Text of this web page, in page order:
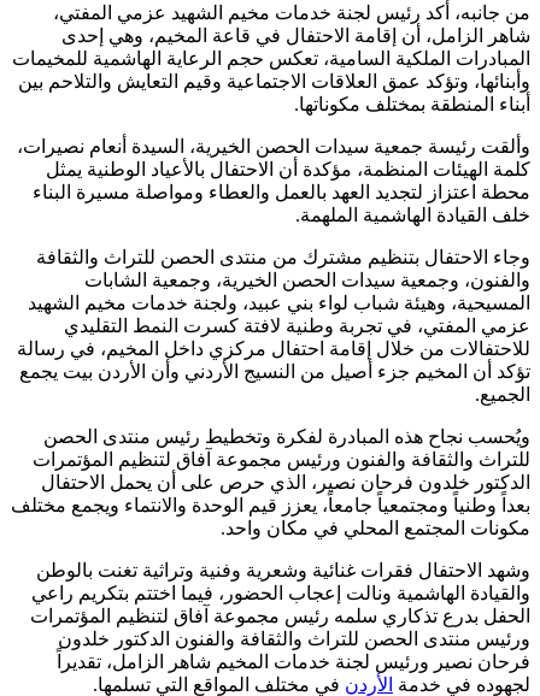
من جانبه، أكد رئيس لجنة خدمات مخيم الشهيد عزمي المفتي،
شاهر الزامل، أن إقامة الاحتفال في قاعة المخيم، وهي إحدى
المبادرات الملكية السامية، تعكس حجم الرعاية الهاشمية للمخيمات
وأبنائها، وتؤكد عمق العلاقات الاجتماعية وقيم التعايش والتلاحم بين
أبناء المنطقة بمختلف مكوناتها.
وألقت رئيسة جمعية سيدات الحصن الخيرية، السيدة أنعام نصيرات،
كلمة الهيئات المنظمة، مؤكدة أن الاحتفال بالأعياد الوطنية يمثل
محطة اعتزاز لتجديد العهد بالعمل والعطاء ومواصلة مسيرة البناء
خلف القيادة الهاشمية الملهمة.
وجاء الاحتفال بتنظيم مشترك من منتدى الحصن للتراث والثقافة
والفنون، وجمعية سيدات الحصن الخيرية، وجمعية الشابات
المسيحية، وهيئة شباب لواء بني عبيد، ولجنة خدمات مخيم الشهيد
عزمي المفتي، في تجربة وطنية لافتة كسرت النمط التقليدي
للاحتفالات من خلال إقامة احتفال مركزي داخل المخيم، في رسالة
تؤكد أن المخيم جزء أصيل من النسيج الأردني وأن الأردن بيت يجمع
الجميع.
ويُحسب نجاح هذه المبادرة لفكرة وتخطيط رئيس منتدى الحصن
للتراث والثقافة والفنون ورئيس مجموعة آفاق لتنظيم المؤتمرات
الدكتور خلدون فرحان نصير، الذي حرص على أن يحمل الاحتفال
بعداً وطنياً ومجتمعياً جامعاً، يعزز قيم الوحدة والانتماء ويجمع مختلف
مكونات المجتمع المحلي في مكان واحد.
وشهد الاحتفال فقرات غنائية وشعرية وفنية وتراثية تغنت بالوطن
والقيادة الهاشمية ونالت إعجاب الحضور، فيما اختتم بتكريم راعي
الحفل بدرع تذكاري سلمه رئيس مجموعة آفاق لتنظيم المؤتمرات
ورئيس منتدى الحصن للتراث والثقافة والفنون الدكتور خلدون
فرحان نصير ورئيس لجنة خدمات المخيم شاهر الزامل، تقديراً
لجهوده في خدمة الأردن في مختلف المواقع التي تسلمها.